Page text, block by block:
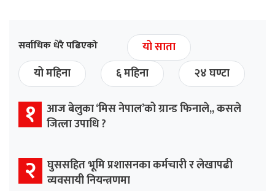
सर्वाधिक धेरै पढिएको
यो साता
यो महिना
६ महिना २४ घण्टा
१ आज बेलुका ‘मिस नेपाल’को ग्रान्ड फिनाले,, कसले
जित्ला उपाधि ?
२ घुससहित भूमि प्रशासनका कर्मचारी र लेखापढी
व्यवसायी नियन्त्रणमा